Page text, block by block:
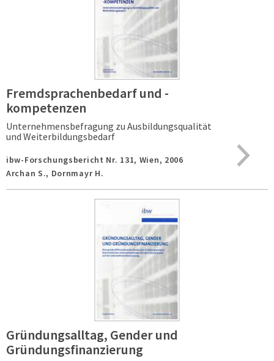
Fremdsprachenbedarf und -
kompetenzen
Unternehmensbefragung zu Ausbildungsqualität
und Weiterbildungsbedarf
ibw-Forschungsbericht Nr. 131, Wien, 2006
Archan S., Dornmayr H.
Gründungsalltag, Gender und
Gründungsfinanzierung